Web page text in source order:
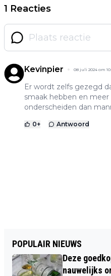
1 Reacties
Kevinpier 08 juli 2024 om
Er wordt zelfs gezegd
smaak hebben en
onderscheiden dan
0+ Antwoord
POPULAIR NIEUWS
Deze
nauwelijks